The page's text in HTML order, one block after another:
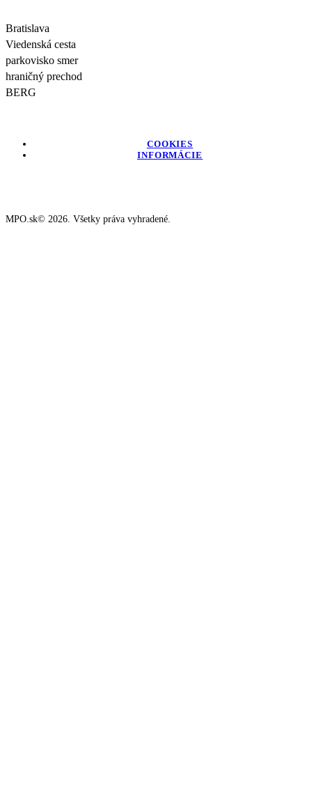
Bratislava
Viedenská cesta
parkovisko smer
hraničný prechod
BERG
COOKIES
INFORMÁCIE
MPO.sk© 2026. Všetky práva vyhradené.